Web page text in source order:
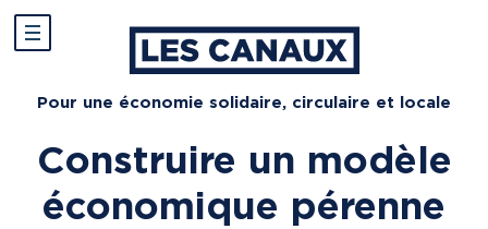
Pour une économie solidaire, circulaire et locale
Construire un modèle
économique pérenne